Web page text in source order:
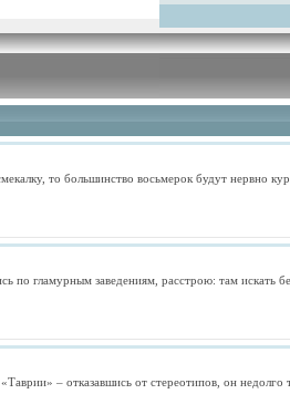
то большинство восьмерок будут нервно
по гламурным заведениям, расстрою: там
– отказавшись от стереотипов, он